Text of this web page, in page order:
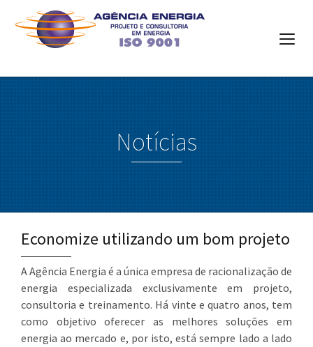
Notícias
Economize utilizando um bom projeto
A Agência Energia é a única empresa de racionalização de
energia especializada exclusivamente em projeto,
consultoria e treinamento. Há vinte e quatro anos, tem
como objetivo oferecer as melhores soluções em
energia ao mercado e, por isto, está sempre lado a lado